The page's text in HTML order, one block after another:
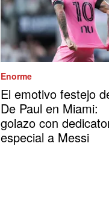
Enorme
El emotivo festejo
De Paul en Miami:
golazo con
especial a Messi